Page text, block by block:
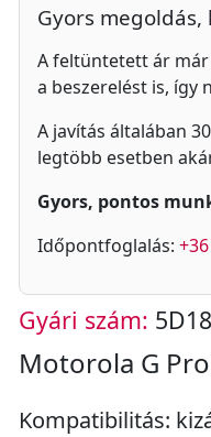
Gyors
A feltüntetett ár
a beszerelést is, így
A javítás általában
legtöbb esetben
Gyors, pontos
Időpontfoglalás:
Gyári szám:
Motorola G
Kompatibilitás: